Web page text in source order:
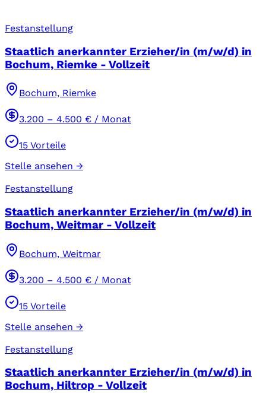
Festanstellung
Staatlich anerkannter Erzieher/in (m/w/d) in
Bochum, Riemke - Vollzeit
Bochum, Riemke
3.200 – 4.500 € / Monat
15 Vorteile
Stelle ansehen →
Festanstellung
Staatlich anerkannter Erzieher/in (m/w/d) in
Bochum, Weitmar - Vollzeit
Bochum, Weitmar
3.200 – 4.500 € / Monat
15 Vorteile
Stelle ansehen →
Festanstellung
Staatlich anerkannter Erzieher/in (m/w/d) in
Bochum, Hiltrop - Vollzeit